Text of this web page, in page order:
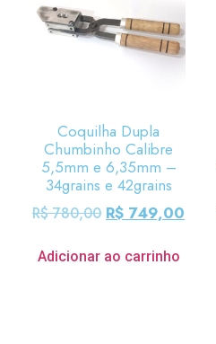
Coquilha Dupla
Chumbinho Calibre
5,5mm e 6,35mm –
34grains e 42grains
R$780,00 R$ 749,00
Adicionar ao carrinho